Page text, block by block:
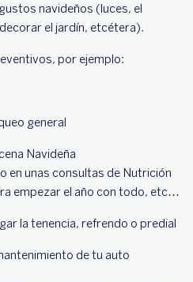
navideños (luces, el
el jardín, etcétera).
por ejemplo:
general
Navideña
en unas consultas de Nutrición
empezar el año con todo, etc…
la tenencia, refrendo o predial
de tu auto